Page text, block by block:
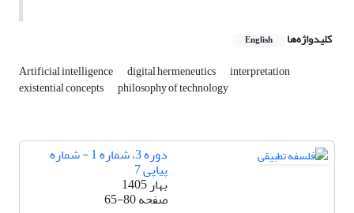
کلیدواژه‌ها English
Artificial intelligence digital hermeneutics interpretation
existential concepts philosophy of technology
دوره 3، شماره 1 - شماره
پیاپی 7
بهار 1405
صفحه65-80